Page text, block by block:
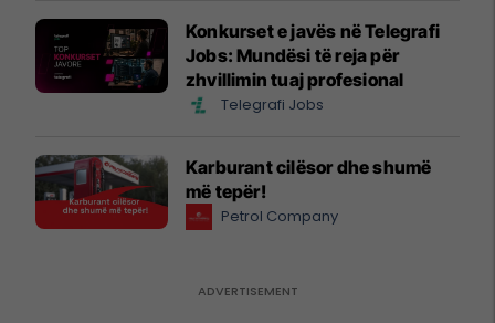
Konkurset e javës në Telegrafi
Jobs: Mundësi të reja për
zhvillimin tuaj profesional
Telegrafi Jobs
Karburant cilësor dhe shumë
më tepër!
Petrol Company